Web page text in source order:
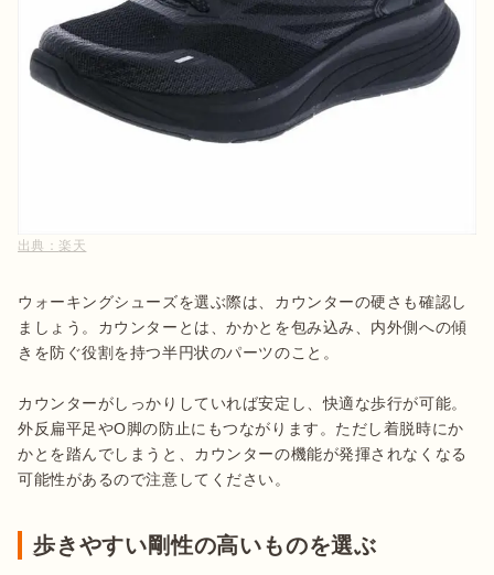
出典： 楽天
ウォーキングシューズを選ぶ際は、カウンターの硬さも確認し
ましょう。カウンターとは、かかとを包み込み、内外側への傾
きを防ぐ役割を持つ半円状のパーツのこと。
カウンターがしっかりしていれば安定し、快適な歩行が可能。
外反扁平足やO脚の防止にもつながります。ただし着脱時にか
かとを踏んでしまうと、カウンターの機能が発揮されなくなる
可能性があるので注意してください。
歩きやすい剛性の高いものを選ぶ